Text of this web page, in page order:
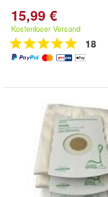
15,99 €
Kostenloser Versand
18